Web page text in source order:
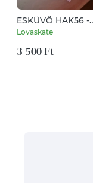
ESKÜVŐ HAK56 -
45mm-es
Harisnyakötő,
Combcsipke,
Lovaskate
3 500 Ft